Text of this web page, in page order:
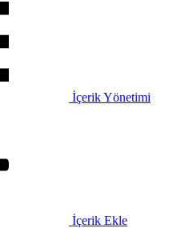
İçerik Yönetimi
İçerik Ekle